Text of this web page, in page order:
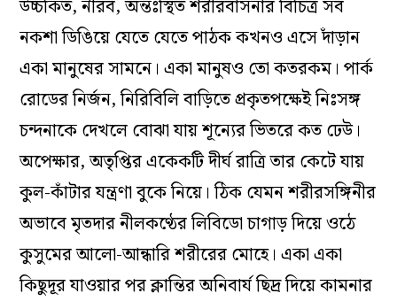
উচ্চকিত, নীরব, অন্তঃস্থিত শরীরবাসনার বিচিত্র সব
নকশা ডিঙিয়ে যেতে যেতে পাঠক কখনও এসে দাঁড়ান
একা মানুষের সামনে। একা মানুষও তো কতরকম। পার্ক
রোডের নির্জন, নিরিবিলি বাড়িতে প্রকৃতপক্ষেই নিঃসঙ্গ
চন্দনাকে দেখলে বোঝা যায় শূন্যের ভিতরে কত ঢেউ।
অপেক্ষার, অতৃপ্তির একেকটি দীর্ঘ রাত্রি তার কেটে যায়
কুল-কাঁটার যন্ত্রণা বুকে নিয়ে। ঠিক যেমন শরীরসঙ্গিনীর
অভাবে মৃতদার নীলকণ্ঠের লিবিডো চাগাড় দিয়ে ওঠে
কুসুমের আলো-আন্ধারি শরীরের মোহে। একা একা
কিছুদূর যাওয়ার পর ক্লান্তির অনিবার্য ছিদ্র দিয়ে কামনার